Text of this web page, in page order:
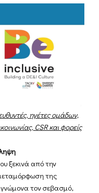
ηγέτες ομάδων,
CSR και φορείς
ξεκινά από την
της
τον σεβασμό,